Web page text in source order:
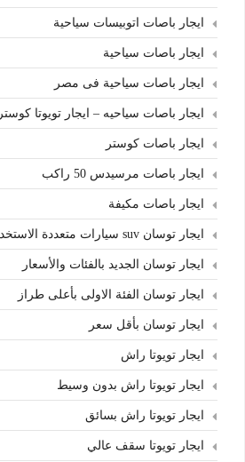
ايجار باصات اتوبيسات سياحية
ايجار باصات سياحية
ايجار باصات سياحية فى مصر
ايجار باصات سياحيه – ايجار تويوتا كوستر
ايجار باصات كوستر
ايجار باصات مرسيدس 50 راكب
ايجار باصات مكيفة
ايجار توسان suv سيارات متعددة الاستخدام
ايجار توسان الجديد بالفئات والأسعار
ايجار توسان الفئة الاولى بأعلى طراز
ايجار توسان بأقل سعر
ايجار تويوتا راش
ايجار تويوتا راش بدون وسيط
ايجار تويوتا راش بسائق
ايجار تويوتا سقف عالي